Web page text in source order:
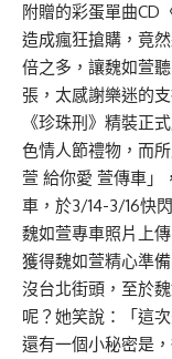
附贈的彩蛋單曲CD
造成瘋狂搶購，竟
倍之多，讓魏如萱
張，太感謝樂迷的
《珍珠刑》精裝正
色情人節禮物，而
萱 給你愛 萱傳車」
車，於3/14-3/16快
魏如萱專車照片上
獲得魏如萱精心準
沒台北街頭，至於
呢？她笑說：「這
還有一個小秘密是